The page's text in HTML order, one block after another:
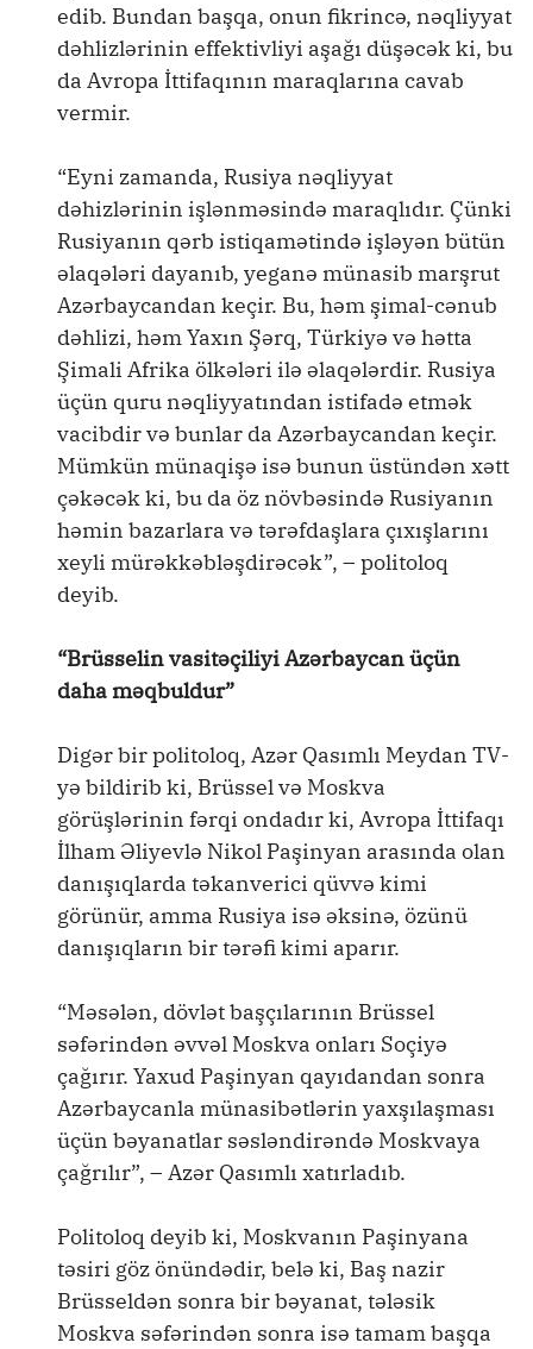
edib. Bundan başqa, onun fikrincə, nəqliyyat
dəhlizlərinin effektivliyi aşağı düşəcək ki, bu
da Avropa İttifaqının maraqlarına cavab
vermir.
“Eyni zamanda, Rusiya nəqliyyat
dəhizlərinin işlənməsində maraqlıdır. Çünki
Rusiyanın qərb istiqamətində işləyən bütün
əlaqələri dayanıb, yeganə münasib marşrut
Azərbaycandan keçir. Bu, həm şimal-cənub
dəhlizi, həm Yaxın Şərq, Türkiyə və hətta
Şimali Afrika ölkələri ilə əlaqələrdir. Rusiya
üçün quru nəqliyyatından istifadə etmək
vacibdir və bunlar da Azərbaycandan keçir.
Mümkün münaqişə isə bunun üstündən xətt
çəkəcək ki, bu da öz növbəsində Rusiyanın
həmin bazarlara və tərəfdaşlara çıxışlarını
xeyli mürəkkəbləşdirəcək”, – politoloq
deyib.
“Brüsselin vasitəçiliyi Azərbaycan üçün
daha məqbuldur”
Digər bir politoloq, Azər Qasımlı Meydan TV-
yə bildirib ki, Brüssel və Moskva
görüşlərinin fərqi ondadır ki, Avropa İttifaqı
İlham Əliyevlə Nikol Paşinyan arasında olan
danışıqlarda təkanverici qüvvə kimi
görünür, amma Rusiya isə əksinə, özünü
danışıqların bir tərəfi kimi aparır.
“Məsələn, dövlət başçılarının Brüssel
səfərindən əvvəl Moskva onları Soçiyə
çağırır. Yaxud Paşinyan qayıdandan sonra
Azərbaycanla münasibətlərin yaxşılaşması
üçün bəyanatlar səsləndirəndə Moskvaya
çağrılır”, – Azər Qasımlı xatırladıb.
Politoloq deyib ki, Moskvanın Paşinyana
təsiri göz önündədir, belə ki, Baş nazir
Brüsseldən sonra bir bəyanat, tələsik
Moskva səfərindən sonra isə tamam başqa